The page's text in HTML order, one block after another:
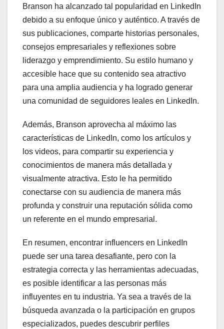
Branson ha alcanzado tal popularidad en LinkedIn
debido a su enfoque único y auténtico. A través de
sus publicaciones, comparte historias personales,
consejos empresariales y reflexiones sobre
liderazgo y emprendimiento. Su estilo humano y
accesible hace que su contenido sea atractivo
para una amplia audiencia y ha logrado generar
una comunidad de seguidores leales en LinkedIn.
Además, Branson aprovecha al máximo las
características de LinkedIn, como los artículos y
los videos, para compartir su experiencia y
conocimientos de manera más detallada y
visualmente atractiva. Esto le ha permitido
conectarse con su audiencia de manera más
profunda y construir una reputación sólida como
un referente en el mundo empresarial.
En resumen, encontrar influencers en LinkedIn
puede ser una tarea desafiante, pero con la
estrategia correcta y las herramientas adecuadas,
es posible identificar a las personas más
influyentes en tu industria. Ya sea a través de la
búsqueda avanzada o la participación en grupos
especializados, puedes descubrir perfiles